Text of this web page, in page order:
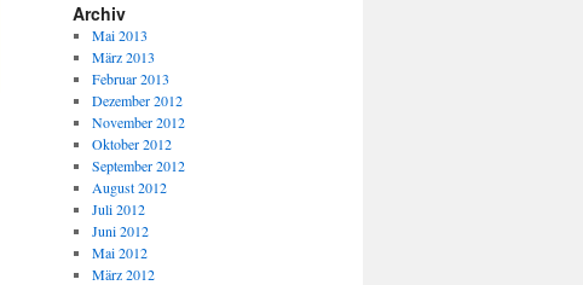
Archiv
Mai 2013
März 2013
Februar 2013
Dezember 2012
November 2012
Oktober 2012
September 2012
August 2012
Juli 2012
Juni 2012
Mai 2012
März 2012